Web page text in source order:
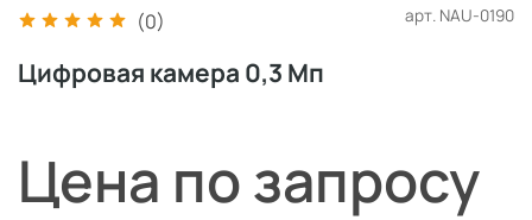
(0) арт. NAU-0190
Цифровая камера 0,3 Мп
Цена по запросу